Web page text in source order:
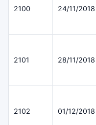
2100 24/11/2018
2101 28/11/2018
2102 01/12/2018